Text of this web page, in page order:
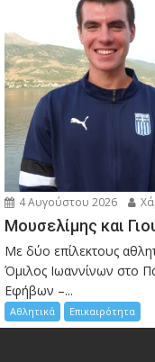
4 Αυγούστου 2026
Μουσελίμης και
Mε δύο επίλεκτους
Όμιλος Ιωαννίνων στο
Εφήβων –...
Αθλητικά Επικαιρότητα